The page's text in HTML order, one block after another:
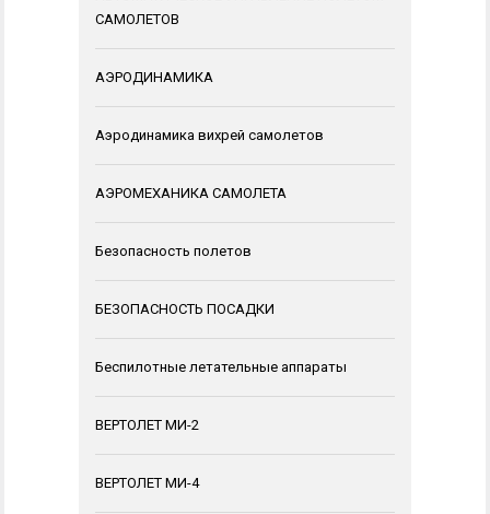
САМОЛЕТОВ
АЭРОДИНАМИКА
Аэродинамика вихрей самолетов
АЭРОМЕХАНИКА САМОЛЕТА
Безопасность полетов
БЕЗОПАСНОСТЬ ПОСАДКИ
Беспилотные летательные аппараты
ВЕРТОЛЕТ МИ-2
ВЕРТОЛЕТ МИ-4